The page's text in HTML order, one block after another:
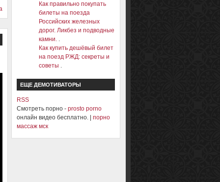
Как правильно покупать
билеты на поезда
Российских железных
дорог. Ликбез и подводные
камни. .
Как купить дешёвый билет
на поезд РЖД: секреты и
советы .
ЕЩЕ ДЕМОТИВАТОРЫ
RSS
Смотреть порно - prosto porno
онлайн видео бесплатно. | порно
массаж мск